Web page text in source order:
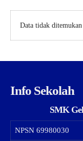
Data tidak ditemukan
Info Sekolah
SMK
NPSN 69980030